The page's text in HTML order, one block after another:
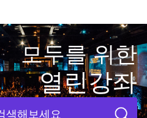
모두를 위한
열린강좌
색해보세요